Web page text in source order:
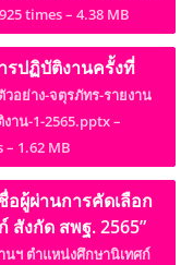
times – 4.38 MB
รปฏิบัติงานครั้งที่
วอย่าง-จตุรภัทร-รายงาน
าน-1-2565.pptx –
1.62 MB
อผู้ผ่านการคัดเลือก
สังกัด สพฐ. 2565”
ฯ ตำแหน่งศึกษานิเทศก์